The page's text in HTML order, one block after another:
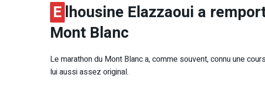
Elhousine Elazzaoui a
Mont Blanc
Le marathon du Mont Blanc a, comme souvent, connu une
lui aussi assez original.